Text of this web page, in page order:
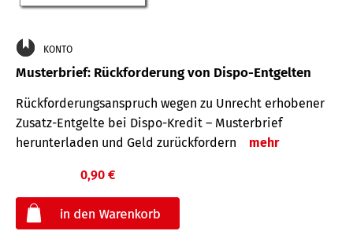
KONTO
Musterbrief: Rückforderung von Dispo-Entgelten
Rückforderungsanspruch wegen zu Unrecht erhobener
Zusatz-Entgelte bei Dispo-Kredit – Musterbrief
herunterladen und Geld zurückfordern
mehr
0,90 €